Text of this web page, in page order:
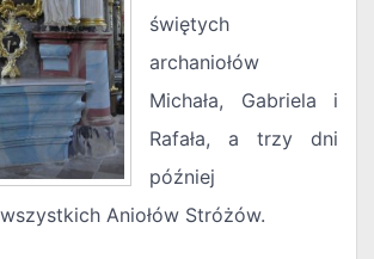
świętych
archaniołów
Michała, Gabriela i
Rafała, a trzy dni
później
Aniołów Stróżów.